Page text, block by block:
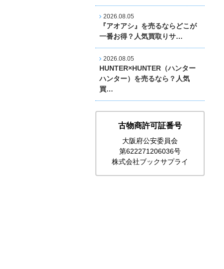
2026.08.05
『アオアシ』を売るならどこが
一番お得？人気買取りサ…
2026.08.05
HUNTER×HUNTER（ハンター
ハンター）を売るなら？人気
買…
古物商許可証番号
大阪府公安委員会
第622271206036号
株式会社ブックサプライ